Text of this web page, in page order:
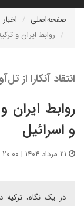
صفحه‌اصلی اخبار
روابط ایران و
انتقاد آنکارا
روابط
و اسرائیل
در یک نگاه، ترکیه